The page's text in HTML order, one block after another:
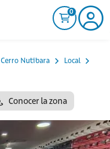
0
Cerro Nutibara Local
Conocer la zona